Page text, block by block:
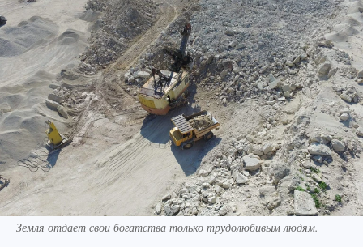
Земля отдает свои богатства только трудолюбивым людям.